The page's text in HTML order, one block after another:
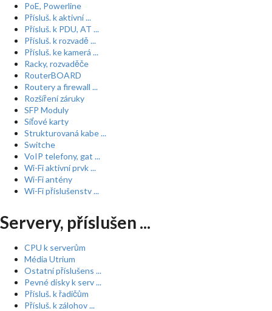
PoE, Powerline
Přísluš. k aktivní ...
Přísluš. k PDU, AT ...
Přísluš. k rozvadě ...
Přísluš. ke kamerá ...
Racky, rozvaděče
RouterBOARD
Routery a firewall ...
Rozšíření záruky
SFP Moduly
Síťové karty
Strukturovaná kabe ...
Switche
VoIP telefony, gat ...
Wi-Fi aktivní prvk ...
Wi-Fi antény
Wi-Fi příslušenstv ...
Servery, příslušen ...
CPU k serverům
Média Utrium
Ostatní příslušens ...
Pevné disky k serv ...
Přísluš. k řadičům
Přísluš. k zálohov ...